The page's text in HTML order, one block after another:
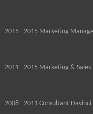
2015 - 2015 Marketing
2011 - 2015 Marketing &
2008 - 2011 Consultant Davinci